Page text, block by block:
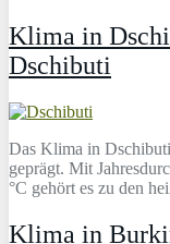
Klima in
Dschibuti
Das Klima in
geprägt. Mit
°C gehört es zu den
Klima in